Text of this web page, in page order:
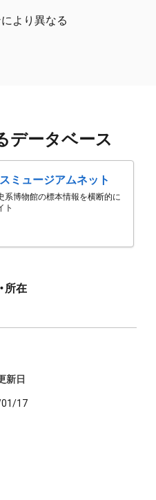
より異なる
データベース
ミュージアムネット
系博物館の標本情報を横断的に
ト
所在
新日
17